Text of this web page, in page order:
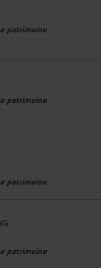
patrimoine
patrimoine
patrimoine
patrimoine